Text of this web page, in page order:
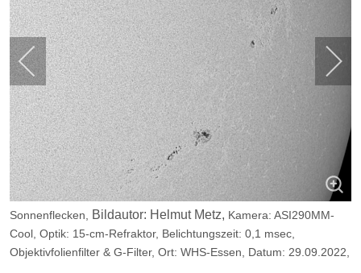
Sonnenflecken, Bildautor: Helmut Metz, Kamera: ASI290MM-
Cool, Optik: 15-cm-Refraktor, Belichtungszeit: 0,1 msec,
Objektivfolienfilter & G-Filter, Ort: WHS-Essen, Datum: 29.09.2022,